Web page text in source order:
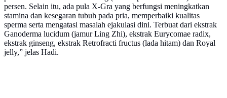
persen. Selain itu, ada pula X-Gra yang berfungsi meningkatkan
stamina dan kesegaran tubuh pada pria, memperbaiki kualitas
sperma serta mengatasi masalah ejakulasi dini. Terbuat dari ekstrak
Ganoderma lucidum (jamur Ling Zhi), ekstrak Eurycomae radix,
ekstrak ginseng, ekstrak Retrofracti fructus (lada hitam) dan Royal
jelly,” jelas Hadi.